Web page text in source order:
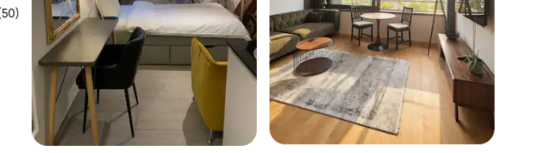
moyenne sur la base de 50 commentaires : 5 sur 5